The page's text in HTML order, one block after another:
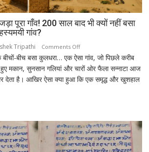
पूरा गाँव! 200 साल बाद भी क्यों नहीं बसा
गांव?
Tripathi Comments Offon
कुलधरा:
एक
रात
गाँव!
200
साल
बीच बसा कुलधरा… एक ऐसा गांव, जो पिछले करीब
हुए मकान, सुनसान गलियां और चारों ओर फैला सन्नाटा आज
देता है। आखिर ऐसा क्या हुआ कि एक समृद्ध और खुशहाल